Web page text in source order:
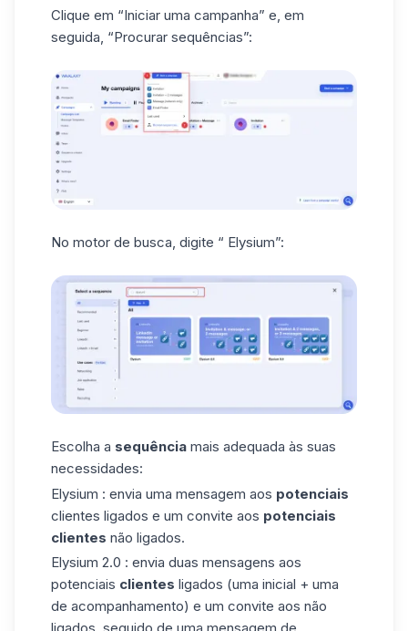
Clique em “Iniciar uma campanha” e, em
seguida, “Procurar sequências”:
No motor de busca, digite “ Elysium”:
Escolha a sequência mais adequada às suas
necessidades:
Elysium : envia uma mensagem aos potenciais
clientes ligados e um convite aos potenciais
clientes não ligados.
Elysium 2.0 : envia duas mensagens aos
potenciais clientes ligados (uma inicial + uma
de acompanhamento) e um convite aos não